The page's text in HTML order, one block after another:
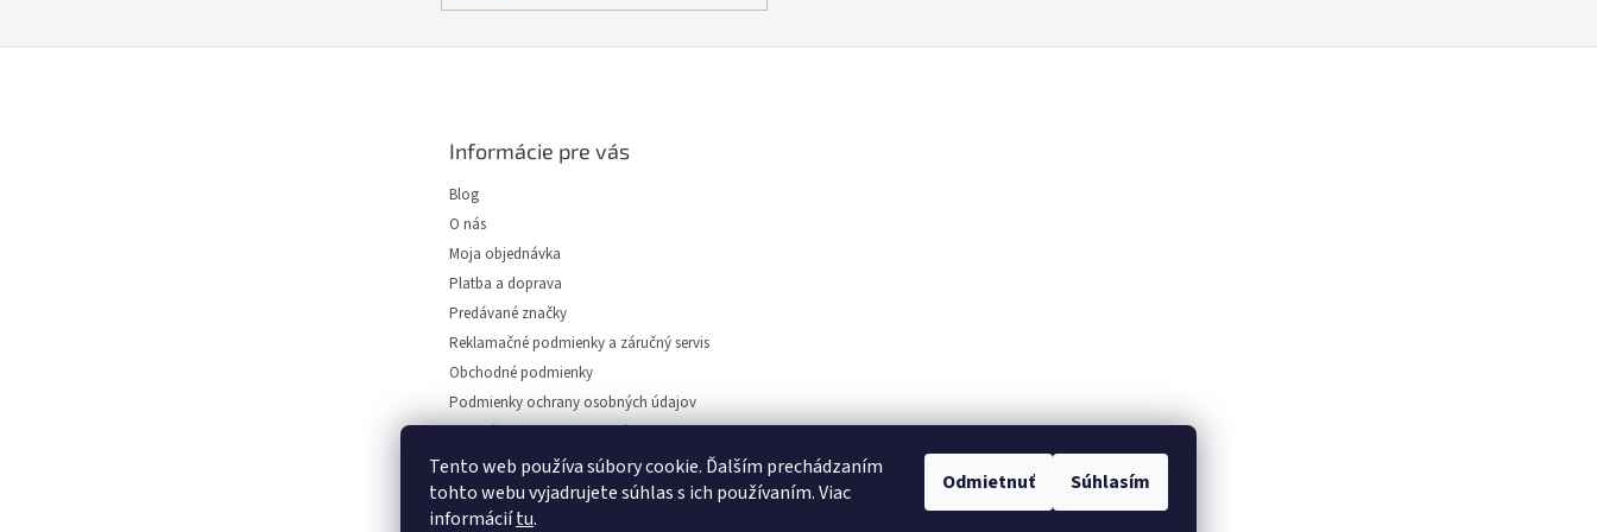
Tento web používa súbory cookie. Ďalším prechádzaním
tohto webu vyjadrujete súhlas s ich používaním. Viac
informáciítu.
Odmietnuť Súhlasím
Informácie pre vás
Blog
O nás
Moja objednávka
Platba a doprava
Predávané značky
Reklamačné podmienky a záručný servis
Obchodné podmienky
Podmienky ochrany osobných údajov
Napíšte nám
Kontakt